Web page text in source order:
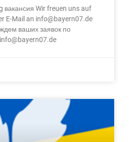
вакансия Wir freuen uns auf
E-Mail an info@bayern07.de
ваших заявок по